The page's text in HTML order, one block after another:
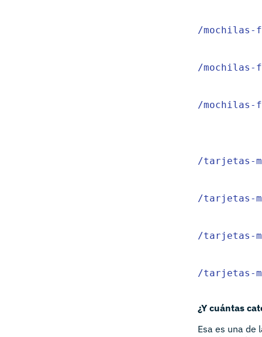
/mochilas-
/mochilas-
/
/tarjetas-
/tarjetas-
/tarjetas-
/tarjetas-
¿Y cuántas
Esa es una de